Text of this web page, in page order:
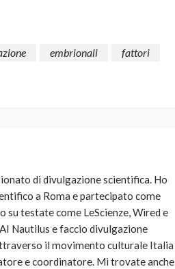
embrionali
fattori
di divulgazione scientifica. Ho
a Roma e partecipato come
testate come LeScienze, Wired e
Nautilus e faccio divulgazione
il movimento culturale Italia
e coordinatore. Mi trovate anche